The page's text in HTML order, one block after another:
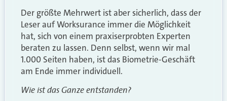
Der größte Mehrwert ist aber sicherlich, dass der
Leser auf Worksurance immer die Möglichkeit
hat, sich von einem praxiserprobten Experten
beraten zu lassen. Denn selbst, wenn wir mal
1.000 Seiten haben, ist das Biometrie-Geschäft
am Ende immer individuell.
Wie ist das Ganze entstanden?